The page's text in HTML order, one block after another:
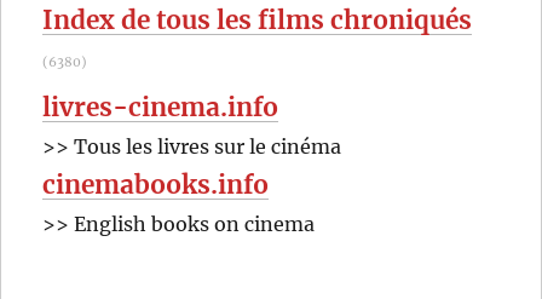
Index de tous les films chroniqués
(6380)
livres-cinema.info
>> Tous les livres sur le cinéma
cinemabooks.info
>> English books on cinema